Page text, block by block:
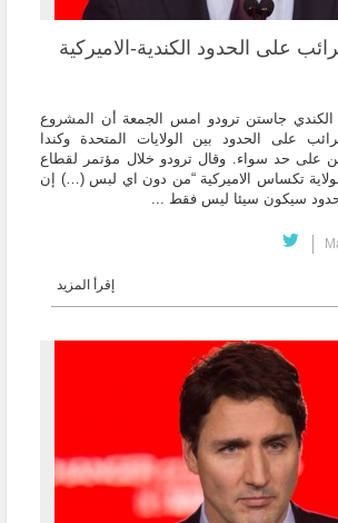
على الحدود الكندية-الاميركية
الكندي جاستن ترودو امس الجمعة أن المشروع
على الحدود بين الولايات المتحدة وكندا
على حد سواء. وقال ترودو خلال مؤتمر لقطاع
تكساس الاميركية “من دون اي لبس (…) إن
سيكون سيئا ليس فقط ...
إقرأ المزيد